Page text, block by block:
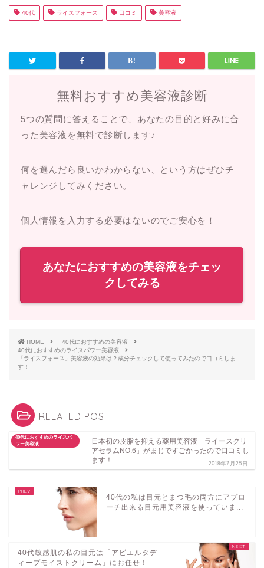
40代 ライスフォース 口コミ 美容液
無料おすすめ美容液診断
5つの質問に答えることで、あなたの目的と好みに合
った美容液を無料で診断します♪
何を選んだら良いかわからない、という方はぜひチ
ャレンジしてみください。
個人情報を入力する必要はないのでご安心を！
あなたにおすすめの美容液をチェッ
クしてみる
HOME
40代におすすめの美容液
40代におすすめのライスパワー美容液
「ライスフォース」美容液の効果は？成分チェックして使ってみたので口コミしま
す！
RELATED POST
40代におすすめのライスパ
ワー美容液
日本初の皮脂を抑える薬用美容液「ライースクリ
アセラムNO.6」がまじですごかったので口コミし
ます！
2018年7月25日
40代の私は目元とまつ毛の両方にアプロ
ーチ出来る目元用美容液を使っていま...
40代敏感肌の私の目元は「アビエルタデ
ィープモイストクリーム」にお任せ！